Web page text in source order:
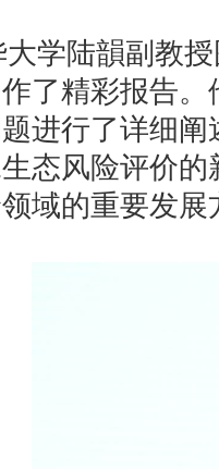
大学陆韻副教
了精彩报告
进行了详细
态风险评价
域的重要发